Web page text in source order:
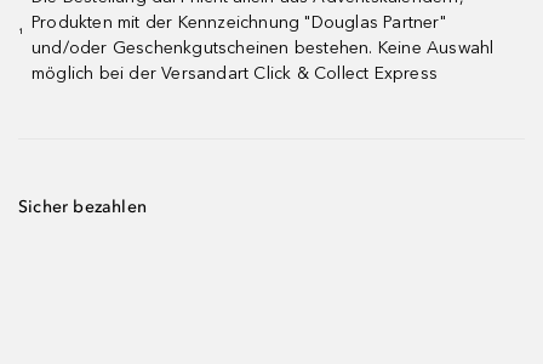
¹
Produkten mit der Kennzeichnung "Douglas Partner"
und/oder Geschenkgutscheinen bestehen. Keine Auswahl
möglich bei der Versandart Click & Collect Express
Sicher bezahlen